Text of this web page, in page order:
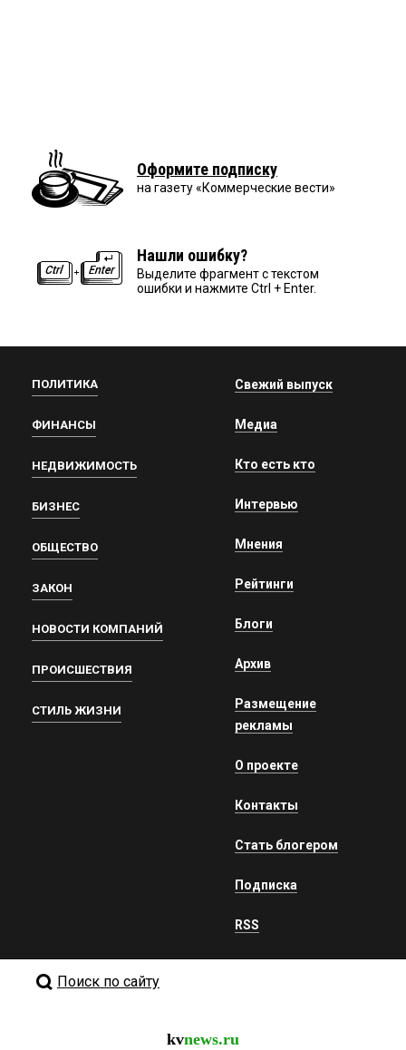
Оформите подписку
на газету «Коммерческие вести»
Нашли ошибку?
Выделите фрагмент с текстом
ошибки и нажмите Ctrl + Enter.
ПОЛИТИКА
ФИНАНСЫ
НЕДВИЖИМОСТЬ
БИЗНЕС
ОБЩЕСТВО
ЗАКОН
НОВОСТИ КОМПАНИЙ
ПРОИСШЕСТВИЯ
СТИЛЬ ЖИЗНИ
Свежий выпуск
Медиа
Кто есть кто
Интервью
Мнения
Рейтинги
Блоги
Архив
Размещение
рекламы
О проекте
Контакты
Стать блогером
Подписка
RSS
Поиск по сайту
kvnews.ru